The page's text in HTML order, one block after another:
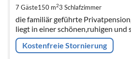
7 Gäste150 m23 Schlafzimmer
die familiär geführte
liegt in einer schönen,ruhigen und
Villengegend im Westen Wiens
dem Haus! Auch Hunde
Kostenfreie Stornierung